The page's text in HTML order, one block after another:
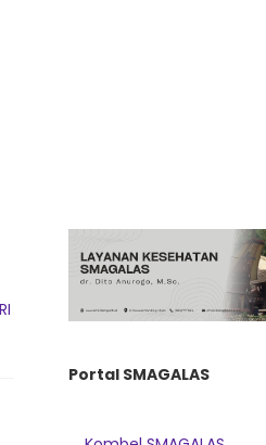
Portal SMAGALAS